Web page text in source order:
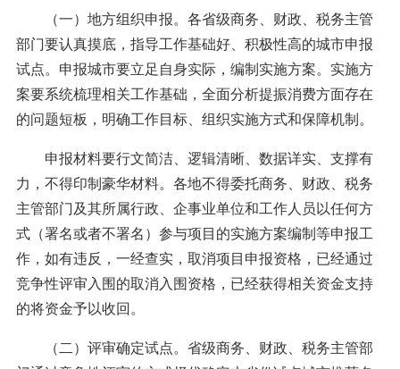
（一）地方组织申报。各省级商务、财政、税务主管
部门要认真摸底，指导工作基础好、积极性高的城市申报
试点。申报城市要立足自身实际，编制实施方案。实施方
案要系统梳理相关工作基础，全面分析提振消费方面存在
的问题短板，明确工作目标、组织实施方式和保障机制。
申报材料要行文简洁、逻辑清晰、数据详实、支撑有
力，不得印制豪华材料。各地不得委托商务、财政、税务
主管部门及其所属行政、企事业单位和工作人员以任何方
式（署名或者不署名）参与项目的实施方案编制等申报工
作，如有违反，一经查实，取消项目申报资格，已经通过
竞争性评审入围的取消入围资格，已经获得相关资金支持
的将资金予以收回。
（二）评审确定试点。省级商务、财政、税务主管部